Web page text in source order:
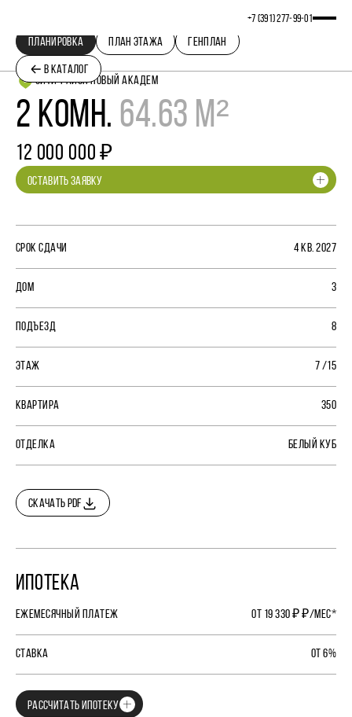
+7 (391) 277‒99‒01
В КАТАЛОГ
ПЛАНИРОВКА ПЛАН ЭТАЖА ГЕНПЛАН
СИТИ-РАЙОН НОВЫЙ АКАДЕМ
2 КОМН. 64.63 М²
12 000 000 ₽
ОСТАВИТЬ ЗАЯВКУ
СРОК СДАЧИ 4 КВ. 2027
ДОМ 3
ПОДЪЕЗД 8
ЭТАЖ 7 /15
КВАРТИРА 350
ОТДЕЛКА БЕЛЫЙ КУБ
СКАЧАТЬ PDF
ИПОТЕКА
ЕЖЕМЕСЯЧНЫЙ ПЛАТЕЖ ОТ 19 330 ₽ ₽/МЕС*
СТАВКА ОТ 6%
РАССЧИТАТЬ ИПОТЕКУ